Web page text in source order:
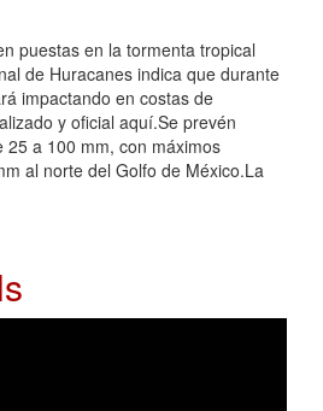
puestas en la tormenta tropical
de Huracanes indica que durante
impactando en costas de
y oficial aquí.Se prevén
25 a 100 mm, con máximos
al norte del Golfo de México.La